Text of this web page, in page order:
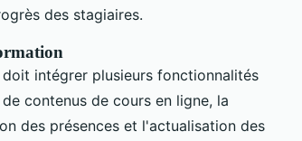
des stagiaires.
intégrer plusieurs fonctionnalités
contenus de cours en ligne, la
des présences et l'actualisation des